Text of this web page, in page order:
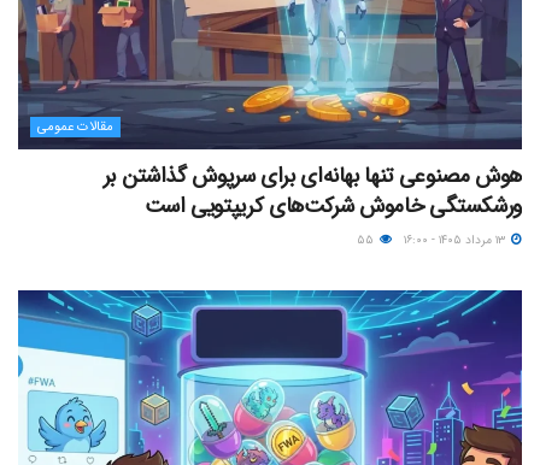
مقالات عمومی
هوش مصنوعی تنها بهانه‌ای برای سرپوش گذاشتن بر
ورشکستگی خاموش شرکت‌های کریپتویی است